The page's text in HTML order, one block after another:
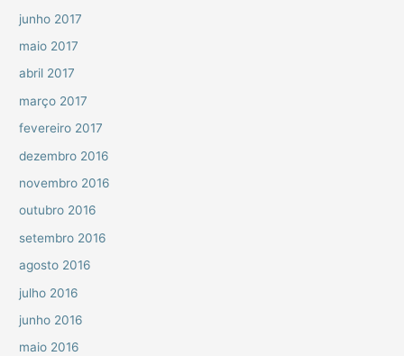
junho 2017
maio 2017
abril 2017
março 2017
fevereiro 2017
dezembro 2016
novembro 2016
outubro 2016
setembro 2016
agosto 2016
julho 2016
junho 2016
maio 2016